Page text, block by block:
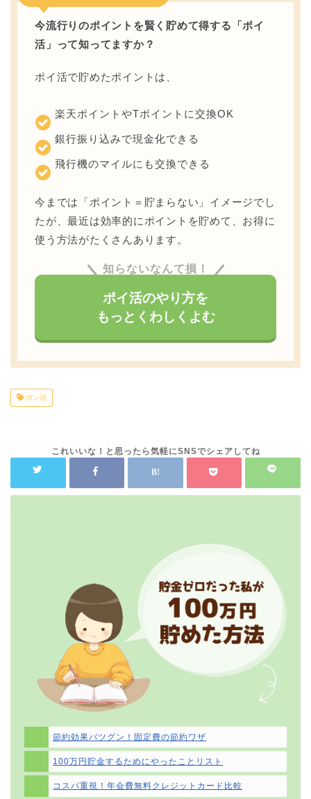
今流行りのポイントを賢く貯めて得する「ポイ
活」って知ってますか？
ポイ活で貯めたポイントは、
楽天ポイントやTポイントに交換OK
銀行振り込みで現金化できる
飛行機のマイルにも交換できる
今までは「ポイント＝貯まらない」イメージでし
たが、最近は効率的にポイントを貯めて、お得に
使う方法がたくさんあります。
知らないなんて損！
ポイ活のやり方を
もっとくわしくよむ
ポン活
節約効果バツグン！固定費の節約ワザ
100万円貯金するためにやったことリスト
コスパ重視！年会費無料クレジットカード比較